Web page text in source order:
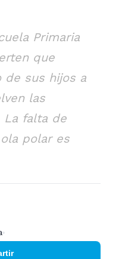
Primaria
que
de sus hijos a
las
La falta de
polar es